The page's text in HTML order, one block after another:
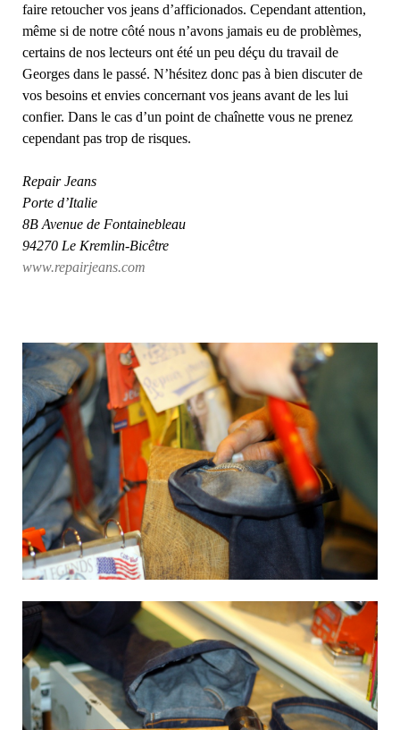
faire retoucher vos jeans d’afficionados. Cependant attention,
même si de notre côté nous n’avons jamais eu de problèmes,
certains de nos lecteurs ont été un peu déçu du travail de
Georges dans le passé. N’hésitez donc pas à bien discuter de
vos besoins et envies concernant vos jeans avant de les lui
confier. Dans le cas d’un point de chaînette vous ne prenez
cependant pas trop de risques.
Repair Jeans
Porte d’Italie
8B Avenue de Fontainebleau
94270 Le Kremlin-Bicêtre
www.repairjeans.com